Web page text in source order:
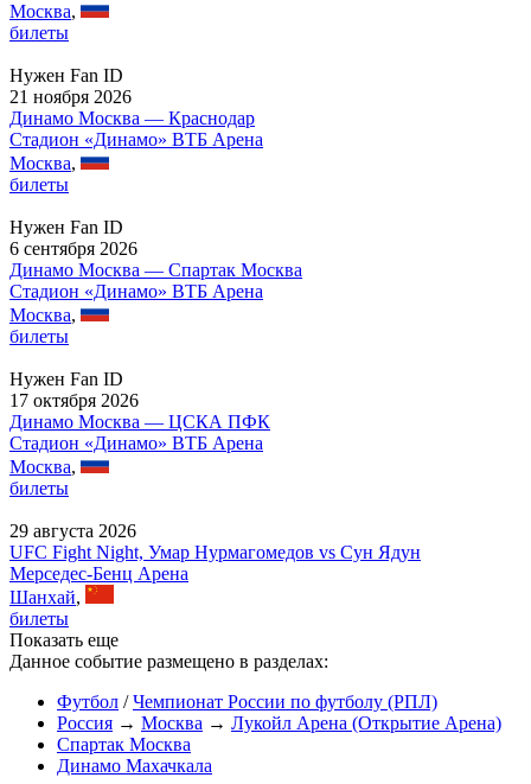
Москва,
билеты
Нужен Fan ID
21 ноября 2026
Динамо Москва — Краснодар
Стадион «Динамо» ВТБ Арена
Москва,
билеты
Нужен Fan ID
6 сентября 2026
Динамо Москва — Спартак Москва
Стадион «Динамо» ВТБ Арена
Москва,
билеты
Нужен Fan ID
17 октября 2026
Динамо Москва — ЦСКА ПФК
Стадион «Динамо» ВТБ Арена
Москва,
билеты
29 августа 2026
UFC Fight Night, Умар Нурмагомедов vs Сун Ядун
Мерседес-Бенц Арена
Шанхай,
билеты
Показать еще
Данное событие размещено в разделах:
Футбол /Чемпионат России по футболу (РПЛ)
Россия → Москва → Лукойл Арена (Открытие Арена)
Спартак Москва
Динамо Махачкала